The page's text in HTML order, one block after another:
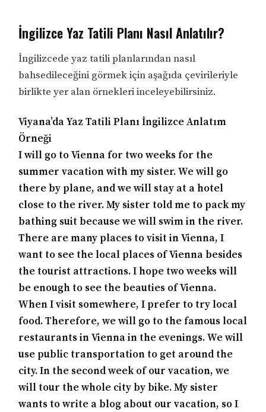
İngilizce Yaz Tatili Planı Nasıl Anlatılır?
İngilizcede yaz tatili planlarından nasıl
bahsedileceğini görmek için aşağıda çevirileriyle
birlikte yer alan örnekleri inceleyebilirsiniz.
Viyana’da Yaz Tatili Planı İngilizce Anlatım
Örneği
I will go to Vienna for two weeks for the
summer vacation with my sister. We will go
there by plane, and we will stay at a hotel
close to the river. My sister told me to pack my
bathing suit because we will swim in the river.
There are many places to visit in Vienna, I
want to see the local places of Vienna besides
the tourist attractions. I hope two weeks will
be enough to see the beauties of Vienna.
When I visit somewhere, I prefer to try local
food. Therefore, we will go to the famous local
restaurants in Vienna in the evenings. We will
use public transportation to get around the
city. In the second week of our vacation, we
will tour the whole city by bike. My sister
wants to write a blog about our vacation, so I